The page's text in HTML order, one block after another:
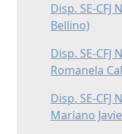
Disp. SE-CFJ
Bellino)
Disp. SE-CFJ
Romanela
Disp. SE-CFJ
Mariano